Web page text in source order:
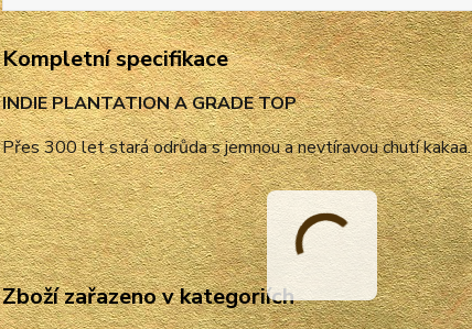
Kompletní specifikace
INDIE PLANTATION A GRADE TOP
Přes 300 let stará odrůda s jemnou a nevtíravou chutí kakaa.
Zboží zařazeno v kategoriích